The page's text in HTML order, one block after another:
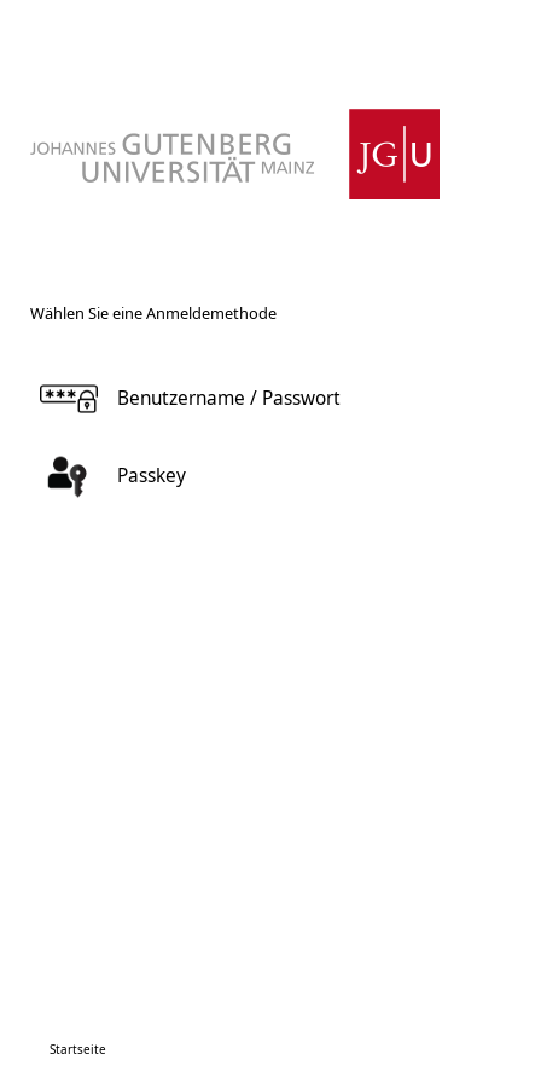
Wählen Sie eine Anmeldemethode
Benutzername / Passwort
Passkey
Startseite